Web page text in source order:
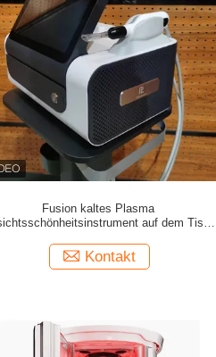
Fusion kaltes Plasma
auf dem Tisch
Kontakt